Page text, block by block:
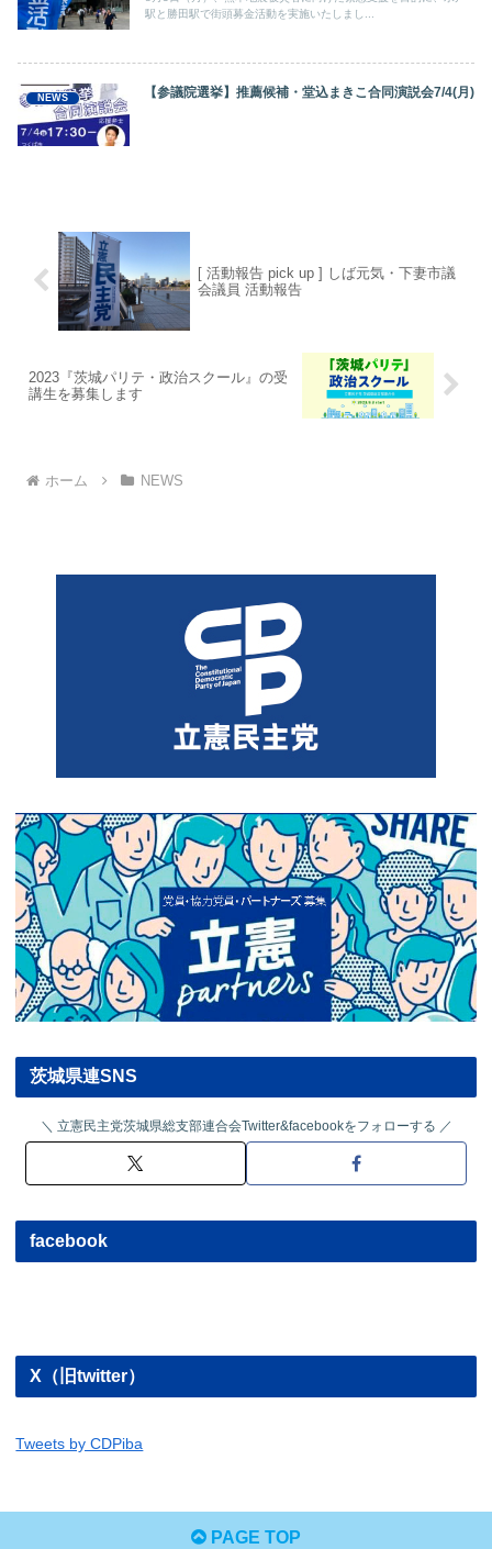
駅と勝田駅で街頭募金活動を実施いたしまし...
NEWS 【参議院選挙】推薦候補・堂込まきこ合同演説会7/4(月)
[ 活動報告 pick up ] しば元気・下妻市議
会議員 活動報告
2023『茨城パリテ・政治スクール』の受
講生を募集します
ホーム NEWS
茨城県連SNS
立憲民主党茨城県総支部連合会Twitter&facebookをフォローする
facebook
X（旧twitter）
Tweets by CDPiba
PAGE TOP